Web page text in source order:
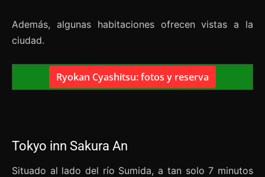
Además, algunas habitaciones ofrecen vistas a la
ciudad.
Ryokan Cyashitsu: fotos y reserva
Tokyo inn Sakura An
Situado al lado del río Sumida, a tan solo 7 minutos